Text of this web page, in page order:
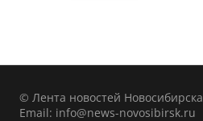
© Лента новостей Новосибирска
Email: info@news-novosibirsk.ru